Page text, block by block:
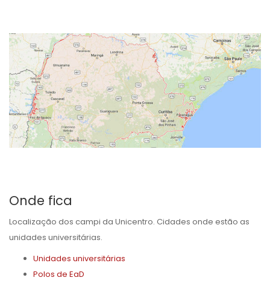
Onde fica
Localização dos campi da Unicentro. Cidades onde estão as
unidades universitárias.
Unidades universitárias
Polos de EaD